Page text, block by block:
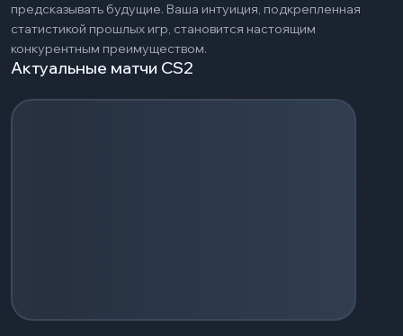
предсказывать будущие. Ваша интуиция, подкрепленная
статистикой прошлых игр, становится настоящим
конкурентным преимуществом.
Актуальные матчи CS2
Загрузка событий...